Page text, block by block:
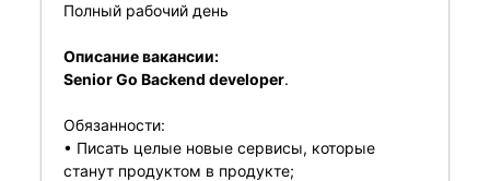
Полный рабочий день
Описание вакансии:
Senior Go Backend developer.
Обязанности:
• Писать целые новые сервисы, которые
станут продуктом в продукте;